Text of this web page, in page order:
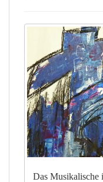
Das Musikalische